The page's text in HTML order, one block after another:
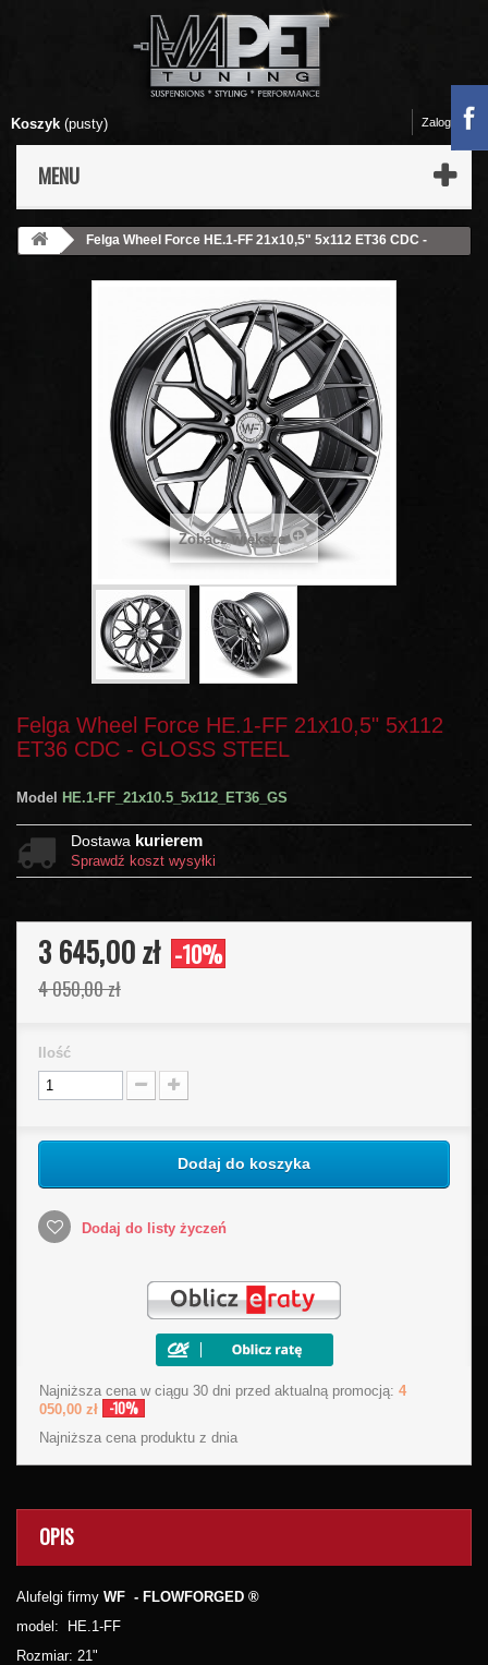
Koszyk (pusty)
MENU
Zaloguj się
Felga Wheel Force HE.1-FF 21x10,5" 5x112 ET36 CDC -
Zobacz większe
Felga Wheel Force HE.1-FF 21x10,5" 5x112
ET36 CDC - GLOSS STEEL
Model HE.1-FF_21x10.5_5x112_ET36_GS
Dostawa kurierem
Sprawdź koszt wysyłki
3 645,00 zł -10%
4 050,00 zł
Ilość
Dodaj do koszyka
Dodaj do listy życzeń
Najniższa cena w ciągu 30 dni przed aktualną promocją: 4
050,00 zł
-10%
Najniższa cena produktu z dnia
OPIS
Alufelgi firmy WF - FLOWFORGED ®
model: HE.1-FF
Rozmiar: 21"